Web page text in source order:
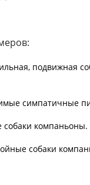
подвижная
симпатичные
собаки
собаки